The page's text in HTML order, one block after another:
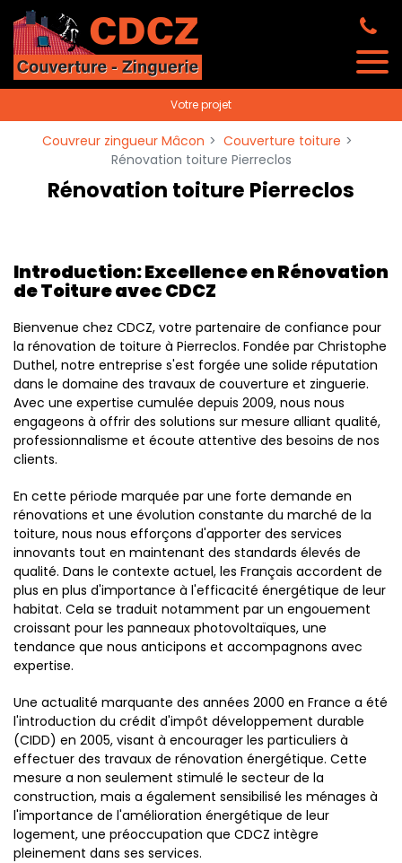
Votre projet
Couvreur zingueur Mâcon
Couverture toiture
Rénovation toiture Pierreclos
Rénovation toiture Pierreclos
Introduction: Excellence en Rénovation
de Toiture avec CDCZ
Bienvenue chez CDCZ, votre partenaire de confiance pour
la rénovation de toiture à Pierreclos. Fondée par Christophe
Duthel, notre entreprise s'est forgée une solide réputation
dans le domaine des travaux de couverture et zinguerie.
Avec une expertise cumulée depuis 2009, nous nous
engageons à offrir des solutions sur mesure alliant qualité,
professionnalisme et écoute attentive des besoins de nos
clients.
En cette période marquée par une forte demande en
rénovations et une évolution constante du marché de la
toiture, nous nous efforçons d'apporter des services
innovants tout en maintenant des standards élevés de
qualité. Dans le contexte actuel, les Français accordent de
plus en plus d'importance à l'efficacité énergétique de leur
habitat. Cela se traduit notamment par un engouement
croissant pour les panneaux photovoltaïques, une
tendance que nous anticipons et accompagnons avec
expertise.
Une actualité marquante des années 2000 en France a été
l'introduction du crédit d'impôt développement durable
(CIDD) en 2005, visant à encourager les particuliers à
effectuer des travaux de rénovation énergétique. Cette
mesure a non seulement stimulé le secteur de la
construction, mais a également sensibilisé les ménages à
l'importance de l'amélioration énergétique de leur
logement, une préoccupation que CDCZ intègre
pleinement dans ses services.
Panneau de gestion des cookies